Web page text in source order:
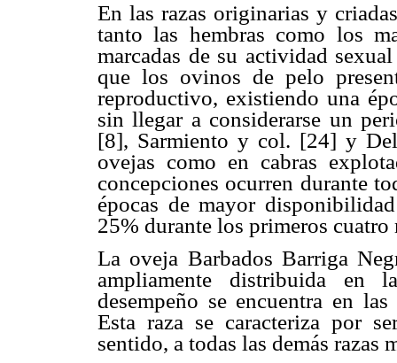
En las razas originarias y
tanto las hembras como los
marcadas de su actividad
que los ovinos de pelo
reproductivo, existiendo una
sin llegar a considerarse un
[8], Sarmiento y col. [24] y
ovejas como en cabras
concepciones ocurren durante
épocas de mayor
25% durante los primeros cuatro
La oveja Barbados Barriga
ampliamente distribuida en
desempeño se encuentra en
Esta raza se caracteriza por
sentido, a todas las demás